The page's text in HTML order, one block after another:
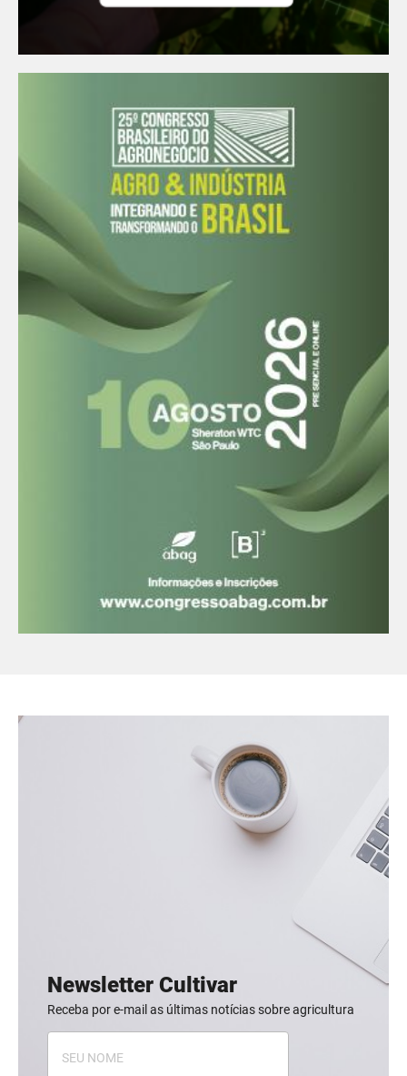
Newsletter Cultivar
Receba por e-mail as últimas notícias sobre agricultura